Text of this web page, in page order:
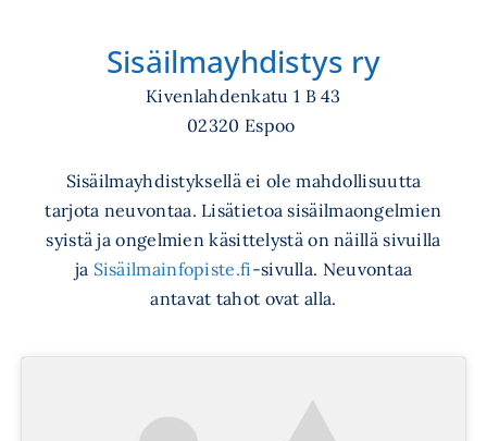
Sisäilmayhdistys ry
Kivenlahdenkatu 1 B 43
02320 Espoo
Sisäilmayhdistyksellä ei ole mahdollisuutta
tarjota neuvontaa. Lisätietoa sisäilmaongelmien
syistä ja ongelmien käsittelystä on näillä sivuilla
ja Sisäilmainfopiste.fi-sivulla. Neuvontaa
antavat tahot ovat alla.